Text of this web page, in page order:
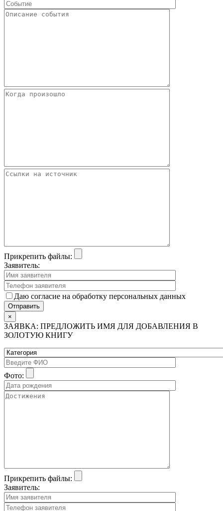
Прикрепить файлы:
Заявитель:
Даю согласие на обработку персональных данных
×
ЗАЯВКА: ПРЕДЛОЖИТЬ ИМЯ ДЛЯ ДОБАВЛЕНИЯ В
ЗОЛОТУЮ КНИГУ
Фото:
Прикрепить файлы:
Заявитель: